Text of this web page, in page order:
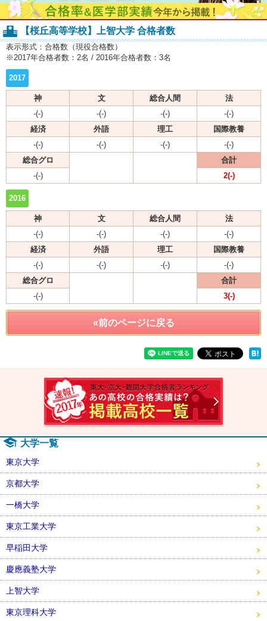
【桜丘高等学校】上智大学 合格者数
表示形式：合格数（現役合格数）
※2017年合格者数：2名 / 2016年合格者数：3名
2017
神 文 総合人間
法
-(-)
-(-) -(-)
-(-)
経済
外語 理工
国際教養
-(-)
-(-) -(-)
-(-)
総合グロ
合計
-(-)
2(-)
2016
神 文 総合人間
法
-(-)
-(-) -(-)
-(-)
経済
外語 理工
国際教養
-(-)
-(-) -(-)
-(-)
総合グロ
合計
-(-)
3(-)
«前のページに戻る
大学一覧
東京大学
京都大学
一橋大学
東京工業大学
早稲田大学
慶應義塾大学
上智大学
東京理科大学